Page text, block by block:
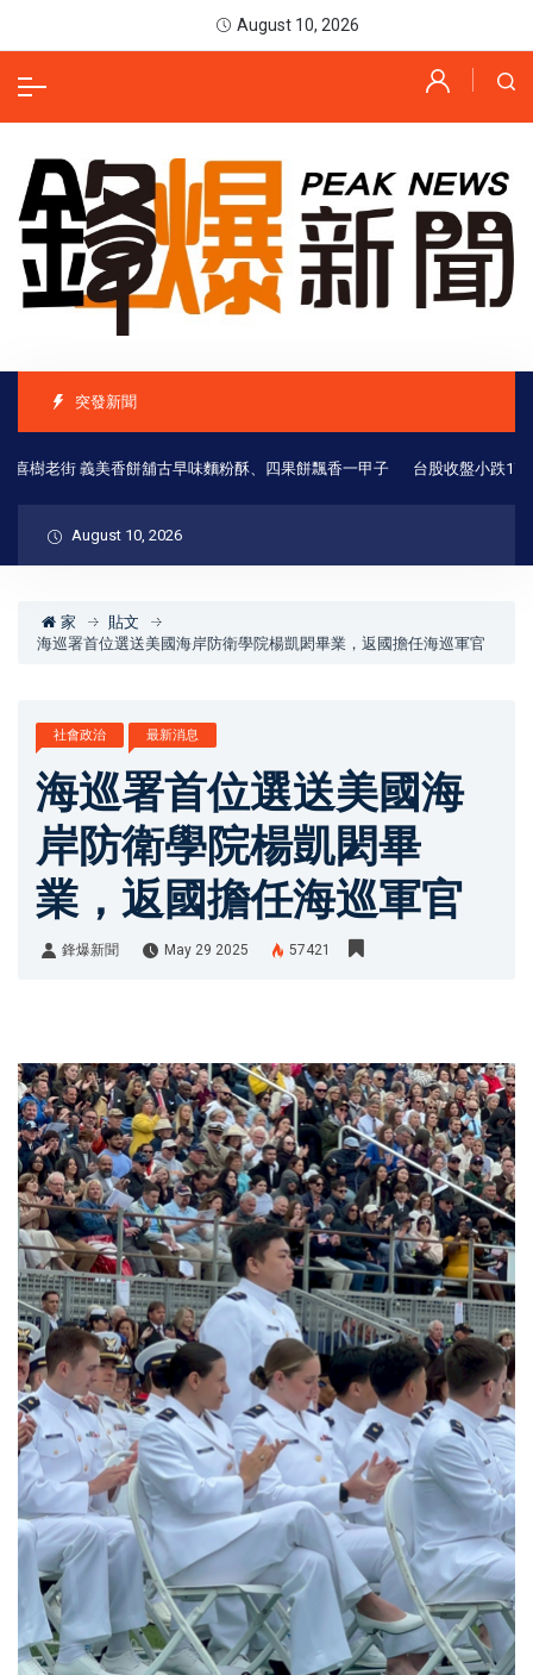
August 10, 2026
突發新聞
樹老街 義美香餅舖古早味麵粉酥、四果餅飄香一甲子 台股收盤小跌170
August 10, 2026
家
貼文
海巡署首位選送美國海岸防衛學院楊凱閎畢業，返國擔任海巡軍官
社會政治 最新消息
海巡署首位選送美國海
岸防衛學院楊凱閎畢
業，返國擔任海巡軍官
鋒爆新聞 May 29 2025 57421